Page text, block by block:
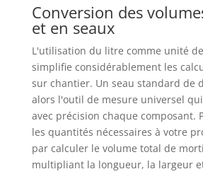
Conversion des
et en seaux
L'utilisation du litre comme unité
simplifie considérablement les
sur chantier. Un seau standard de
alors l'outil de mesure universel
avec précision chaque composant.
les quantités nécessaires à votre
par calculer le volume total de
multipliant la longueur, la largeur